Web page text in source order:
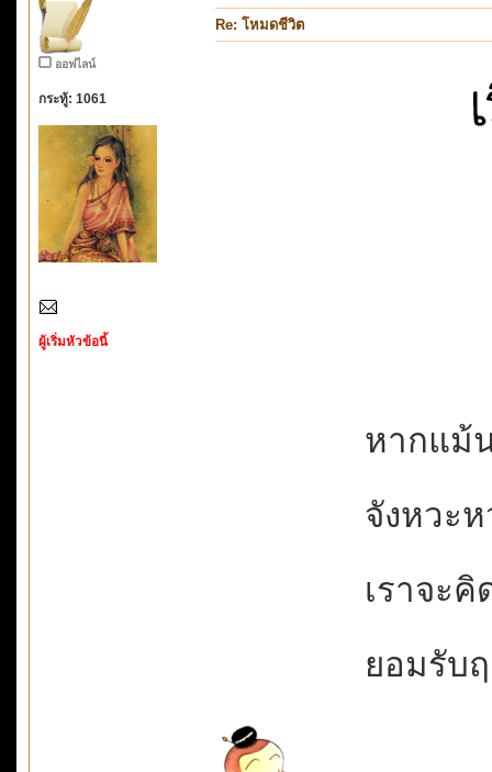
ออฟไลน์
กระทู้: 1061
ผู้เริ่มหัวข้อนี้
Re: โหมดชีวิต
หากแม้
จังหวะห
เราจะ
ยอมรับ